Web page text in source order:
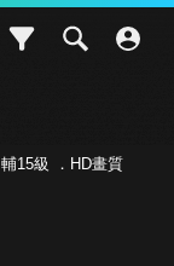
輔15級 ．HD畫質